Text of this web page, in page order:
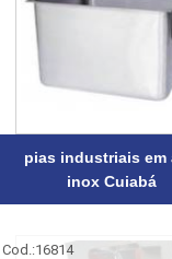
pias industriais em
inox Cuiabá
Cod.:16814